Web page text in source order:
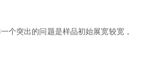
个突出的问题是样品初始展宽较宽，